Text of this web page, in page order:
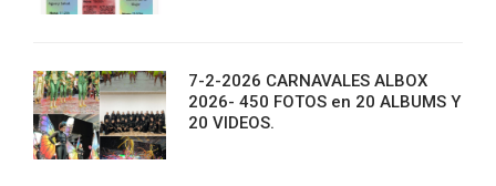
7-2-2026 CARNAVALES ALBOX
2026- 450 FOTOS en 20 ALBUMS Y
20 VIDEOS.